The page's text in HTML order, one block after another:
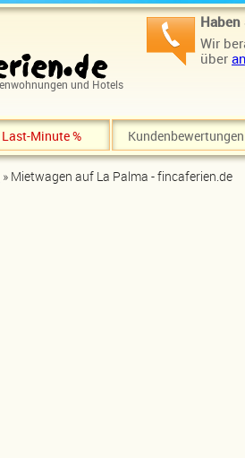
Haben
Wir
über
und Hotels
Last-Minute % Kundenbewertungen
» Mietwagen auf La Palma - fincaferien.de